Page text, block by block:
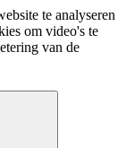
te analyseren
om video's te
van de